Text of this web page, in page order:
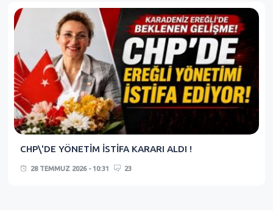
CHP\'DE YÖNETİM İSTİFA KARARI ALDI !
28 TEMMUZ 2026 - 10:31 23